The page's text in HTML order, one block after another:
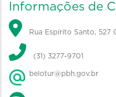
Informações de
Rua Espírito Santo, 527
(31) 3277-9701
belotur@pbh.gov.br